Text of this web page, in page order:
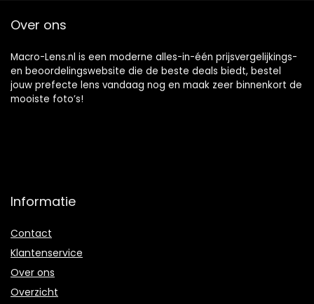
Over ons
Macro-Lens.nl is een moderne alles-in-één prijsvergelijkings-
en beoordelingswebsite die de beste deals biedt, bestel
jouw prefecte lens vandaag nog en maak zeer binnenkort de
mooiste foto’s!
Informatie
Contact
Klantenservice
Over ons
Overzicht